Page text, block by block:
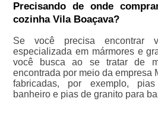
Precisando de onde
cozinha Vila Boaçava?
Se você precisa encontrar
especializada em mármores e
você busca ao se tratar de
encontrada por meio da empresa
fabricadas, por exemplo,
banheiro e pias de granito para